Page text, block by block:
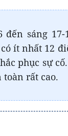
đến sáng
ít nhất 12
phục sự
rất cao.